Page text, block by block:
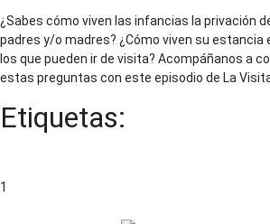
¿Sabes cómo viven las infancias la privación
padres y/o madres? ¿Cómo viven su estancia
los que pueden ir de visita? Acompáñanos a
estas preguntas con este episodio de La
Etiquetas:
Paginación
1